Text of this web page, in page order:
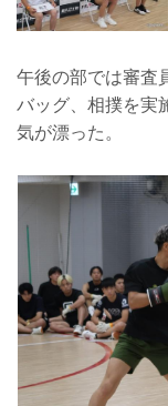
午後の部では審査
バッグ、相撲を実
気が漂った。